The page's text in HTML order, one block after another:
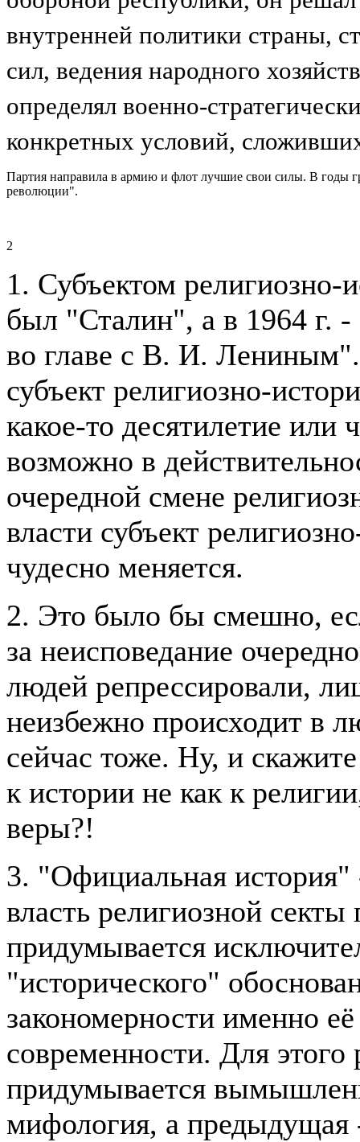
внутренней политики страны,
сил, ведения народного
определял военно-
конкретных условий,
Партия направила в армию и флот лучшие свои силы. В годы
революции".
2
1. Субъектом религиозно-
был "Сталин", а в 1964 г.
во главе с В. И.
субъект религиозно-
какое-то десятилетие или
возможно в
очередной смене
власти субъект
чудесно меняется.
2. Это было бы смешно,
за неисповедание
людей репрессировали,
неизбежно происходит в
сейчас тоже. Ну, и
к истории не как к
веры?!
3. "Официальная история"
власть религиозной
придумывается
"исторического"
закономерности именно
современности. Для
придумывается
мифология, а предыдущая